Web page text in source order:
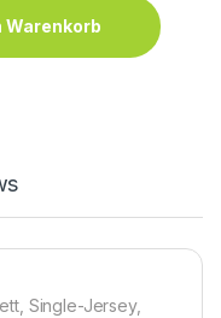
Warenkorb
Single-Jersey,